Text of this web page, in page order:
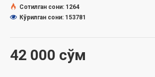
ҳамманинг ҳавасини келтирадиган
Қуръони Карим тиловати бўйича
Тажвид илми борасидаги қўлланма
42 000 сўм
Сотилган сони: 1264
Кўрилган сони: 153781